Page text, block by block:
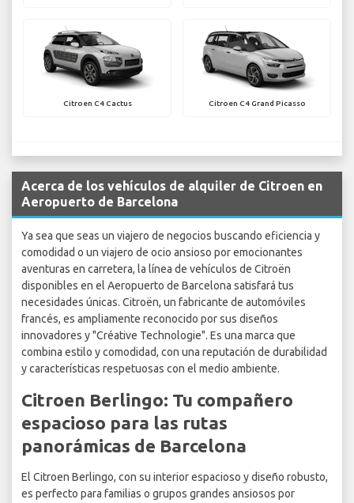
Citroen C4 Cactus Citroen C4 Grand Picasso
Acerca de los vehículos de alquiler de Citroen en
Aeropuerto de Barcelona
Ya sea que seas un viajero de negocios buscando eficiencia y
comodidad o un viajero de ocio ansioso por emocionantes
aventuras en carretera, la línea de vehículos de Citroën
disponibles en el Aeropuerto de Barcelona satisfará tus
necesidades únicas. Citroën, un fabricante de automóviles
francés, es ampliamente reconocido por sus diseños
innovadores y "Créative Technologie". Es una marca que
combina estilo y comodidad, con una reputación de durabilidad
y características respetuosas con el medio ambiente.
Citroen Berlingo: Tu compañero
espacioso para las rutas
panorámicas de Barcelona
El Citroen Berlingo, con su interior espacioso y diseño robusto,
es perfecto para familias o grupos grandes ansiosos por